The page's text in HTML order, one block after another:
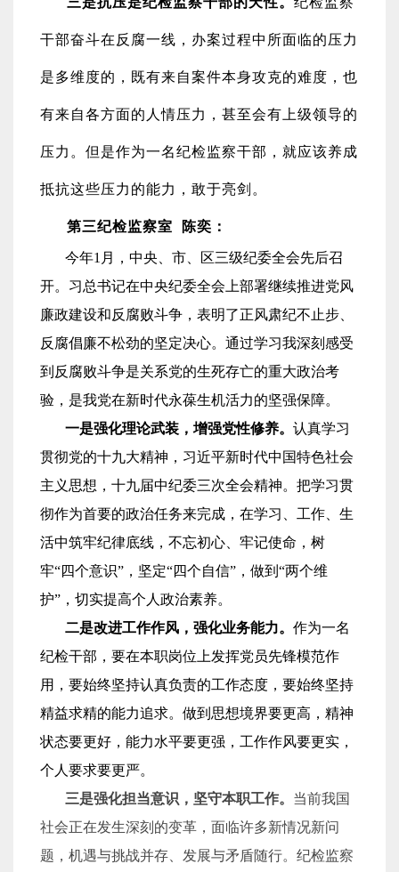
干部奋斗在反腐一线，办案过程中所面临的压力
是多维度的，既有来自案件本身攻克的难度，也
有来自各方面的人情压力，甚至会有上级领导的
压力。但是作为一名纪检监察干部，就应该养成
抵抗这些压力的能力，敢于亮剑。
第三纪检监察室 陈奕：
今年1月，中央 市 、区三级纪委全会先后召
开。 习总书记在中央纪委全会上部署继续推进党风
廉政建设和反腐败斗争，表明了正风肃纪不止步、
反腐倡廉不松劲的坚定决心。通过学习我深刻感受
到反腐败斗争是关系党的生死存亡的重大政治考
验，是我党在新时代永葆生机活力的坚强保障。
一是强化理论武装，增强党性修养。 认真学习
贯彻党的十九大精神， 习近平新时代中国特色社会
主义思想，十九届中纪委三次全会精神。把学习贯
彻作为首要的政治任务来完成，在学习、工作、生
活中筑牢纪律底线，不忘初心、牢记使命，树
牢“四个意识”，坚定“四个自信”，做到“两个维
护”， 切实提高个人 政治素养。
二是改进工作作风 ，强化业务能力。 作为一名
纪检干部，要在本职岗位上发挥党员先锋模范作
用，要始终坚持认真负责的工作态度，要始终坚持
精益求精的能力追求。 做到思想境界要更高，精神
状态要更好，能力水平要更强，工作作风要更实，
个人要求要更严。
三是强化担当意识， 坚守本职工作。 当前我国
社会正在发生深刻的变革，面临许多新情况新问
题 ， 机遇与挑战并存、发展与矛盾随行。纪检监察